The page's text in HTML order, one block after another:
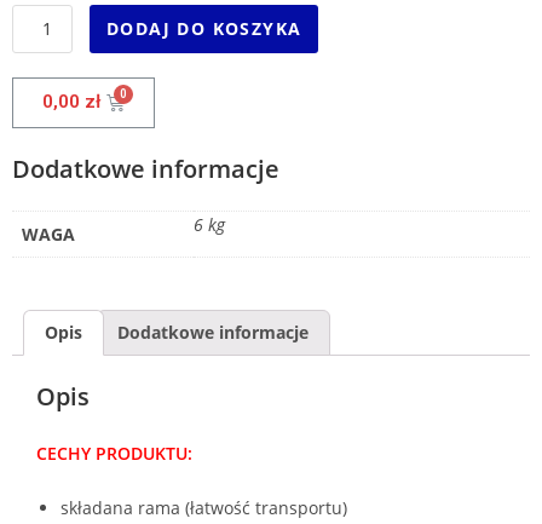
DODAJ DO KOSZYKA
0,00 zł
Dodatkowe informacje
WAGA 6 kg
Opis Dodatkowe informacje
Opis
CECHY PRODUKTU:
składana rama (łatwość transportu)